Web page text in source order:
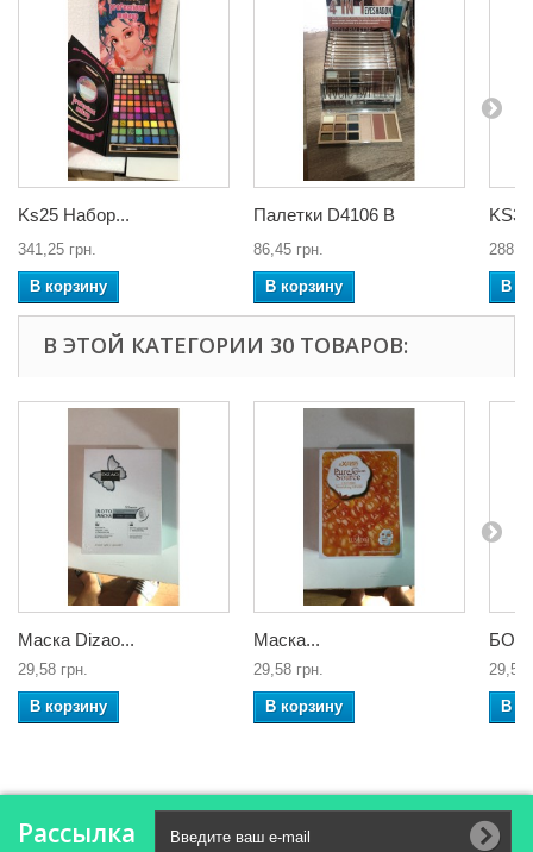
Ks25 Набор...
341,25 грн.
В корзину
Палетки D4106 B
86,45 грн.
В корзину В
В ЭТОЙ КАТЕГОРИИ 30 ТОВАРОВ:
Маска Dizao...
29,58 грн.
В корзину
Маска...
29,58 грн.
В корзину
29,58
В
Рассылка